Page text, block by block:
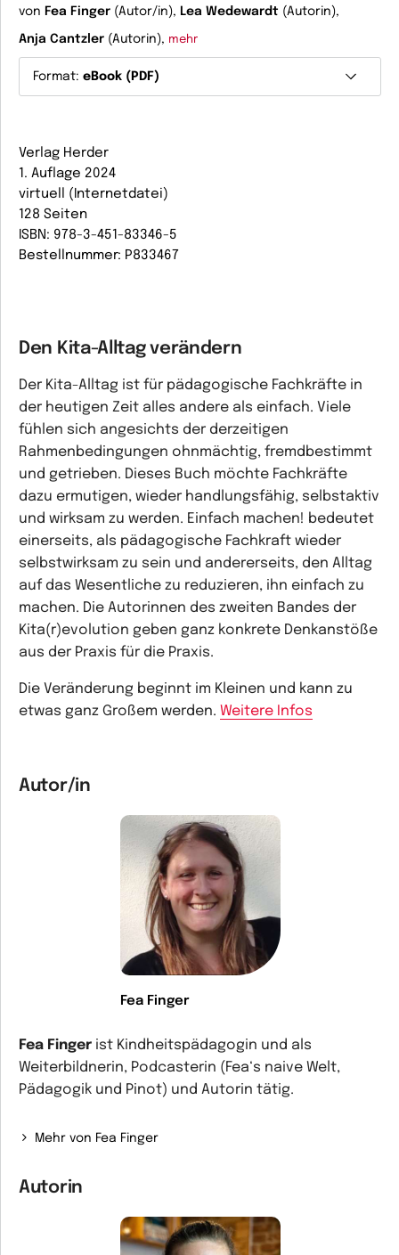
von Fea Finger (Autor/in), Lea Wedewardt (Autorin),
Anja Cantzler (Autorin), mehr
Format: eBook (PDF)
Verlag Herder
1. Auflage 2024
virtuell (Internetdatei)
128 Seiten
ISBN: 978-3-451-83346-5
Bestellnummer: P833467
Den Kita-Alltag verändern
Der Kita-Alltag ist für pädagogische Fachkräfte in
der heutigen Zeit alles andere als einfach. Viele
fühlen sich angesichts der derzeitigen
Rahmenbedingungen ohnmächtig, fremdbestimmt
und getrieben. Dieses Buch möchte Fachkräfte
dazu ermutigen, wieder handlungsfähig, selbstaktiv
und wirksam zu werden. Einfach machen! bedeutet
einerseits, als pädagogische Fachkraft wieder
selbstwirksam zu sein und andererseits, den Alltag
auf das Wesentliche zu reduzieren, ihn einfach zu
machen. Die Autorinnen des zweiten Bandes der
Kita(r)evolution geben ganz konkrete Denkanstöße
aus der Praxis für die Praxis.
Die Veränderung beginnt im Kleinen und kann zu
etwas ganz Großem werden. Weitere Infos
Autor/in
Fea Finger
Fea Finger ist Kindheitspädagogin und als
Weiterbildnerin, Podcasterin (Fea‘s naive Welt,
Pädagogik und Pinot) und Autorin tätig.
Mehr von Fea Finger
Autorin